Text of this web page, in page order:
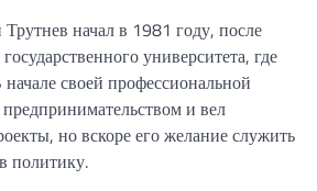
начал в 1981 году, после
университета, где
своей профессиональной
и вел
но вскоре его желание служить
политику.